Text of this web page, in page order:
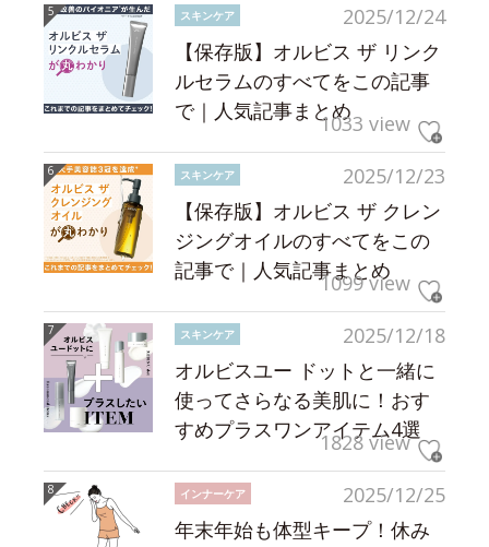
2025/12/24
スキンケア
【保存版】オルビス ザ リンク
ルセラムのすべてをこの記事
で｜人気記事まとめ1033 view
2025/12/23
スキンケア
【保存版】オルビス ザ クレン
ジングオイルのすべてをこの
記事で｜人気記事まとめ
1099 view
2025/12/18
スキンケア
オルビスユー ドットと一緒に
使ってさらなる美肌に！おす
すめプラスワンアイテム4選
1828 view
2025/12/25
インナーケア
年末年始も体型キープ！休み